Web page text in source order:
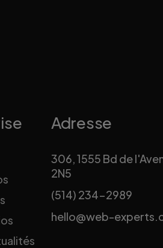
Adresse
306, 1555 Bd de
2N5
(514) 234-2989
hello@web-